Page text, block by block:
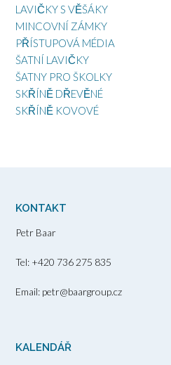
LAVIČKY S VĚŠÁKY
MINCOVNÍ ZÁMKY
PŘÍSTUPOVÁ MÉDIA
ŠATNÍ LAVIČKY
ŠATNY PRO ŠKOLKY
SKŘÍNĚ DŘEVĚNÉ
SKŘÍNĚ KOVOVÉ
KONTAKT
Petr Baar
Tel: +420 736 275 835
Email: petr@baargroup.cz
KALENDÁŘ